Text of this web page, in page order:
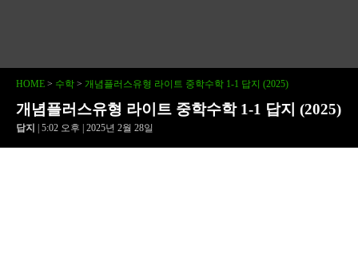
HOME > 수학 > 개념플러스유형 라이트 중학수학 1-1 답지 (2025)
개념플러스유형 라이트 중학수학 1-1 답지 (2025)
답지 | 5:02 오후 | 2025년 2월 28일